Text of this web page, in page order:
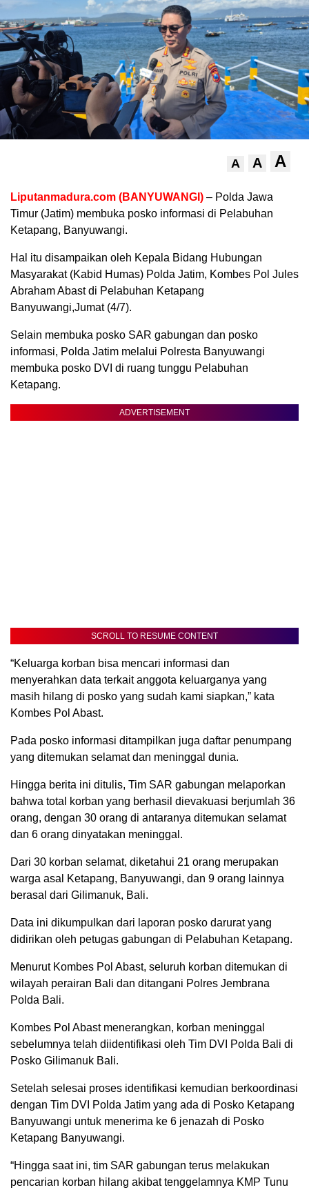
A A A
Liputanmadura.com (BANYUWANGI) – Polda Jawa
Timur (Jatim) membuka posko informasi di Pelabuhan
Ketapang, Banyuwangi.
Hal itu disampaikan oleh Kepala Bidang Hubungan
Masyarakat (Kabid Humas) Polda Jatim, Kombes Pol Jules
Abraham Abast di Pelabuhan Ketapang
Banyuwangi,Jumat (4/7).
Selain membuka posko SAR gabungan dan posko
informasi, Polda Jatim melalui Polresta Banyuwangi
membuka posko DVI di ruang tunggu Pelabuhan
Ketapang.
ADVERTISEMENT
SCROLL TO RESUME CONTENT
“Keluarga korban bisa mencari informasi dan
menyerahkan data terkait anggota keluarganya yang
masih hilang di posko yang sudah kami siapkan,” kata
Kombes Pol Abast.
Pada posko informasi ditampilkan juga daftar penumpang
yang ditemukan selamat dan meninggal dunia.
Hingga berita ini ditulis, Tim SAR gabungan melaporkan
bahwa total korban yang berhasil dievakuasi berjumlah 36
orang, dengan 30 orang di antaranya ditemukan selamat
dan 6 orang dinyatakan meninggal.
Dari 30 korban selamat, diketahui 21 orang merupakan
warga asal Ketapang, Banyuwangi, dan 9 orang lainnya
berasal dari Gilimanuk, Bali.
Data ini dikumpulkan dari laporan posko darurat yang
didirikan oleh petugas gabungan di Pelabuhan Ketapang.
Menurut Kombes Pol Abast, seluruh korban ditemukan di
wilayah perairan Bali dan ditangani Polres Jembrana
Polda Bali.
Kombes Pol Abast menerangkan, korban meninggal
sebelumnya telah diidentifikasi oleh Tim DVI Polda Bali di
Posko Gilimanuk Bali.
Setelah selesai proses identifikasi kemudian berkoordinasi
dengan Tim DVI Polda Jatim yang ada di Posko Ketapang
Banyuwangi untuk menerima ke 6 jenazah di Posko
Ketapang Banyuwangi.
“Hingga saat ini, tim SAR gabungan terus melakukan
pencarian korban hilang akibat tenggelamnya KMP Tunu